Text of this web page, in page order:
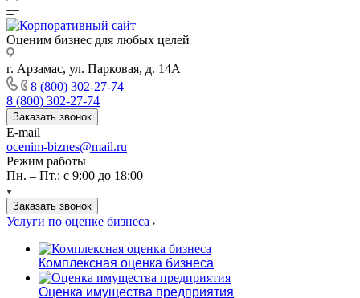
Оценим бизнес для любых целей
г. Арзамас, ул. Парковая, д. 14А
8 (800) 302-27-74
8 (800) 302-27-74
Заказать звонок
E-mail
ocenim-biznes@mail.ru
Режим работы
Пн. – Пт.: с 9:00 до 18:00
Заказать звонок
Услуги по оценке бизнеса
Комплексная оценка бизнеса
Оценка имущества предприятия